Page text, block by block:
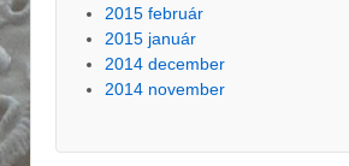
2015 február
2015 január
2014 december
2014 november